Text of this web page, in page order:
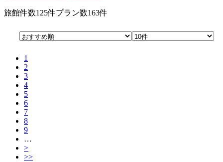
旅館件数125件プラン数163件
1
2
3
4
5
6
7
8
9
…
>
>>